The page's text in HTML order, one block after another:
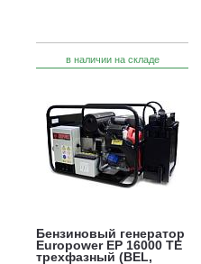
в наличии на складе
Бензиновый генератор
Europower EP 16000 ТЕ
трехфазный (BEL,